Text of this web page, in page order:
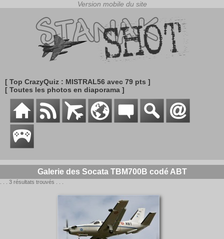
[ Top CrazyQuiz : MISTRAL56 avec 79 pts ]
[ Toutes les photos en diaporama ]
Galerie des Socata TBM700B codé ABT
. . . 3 résultats trouvés . . .